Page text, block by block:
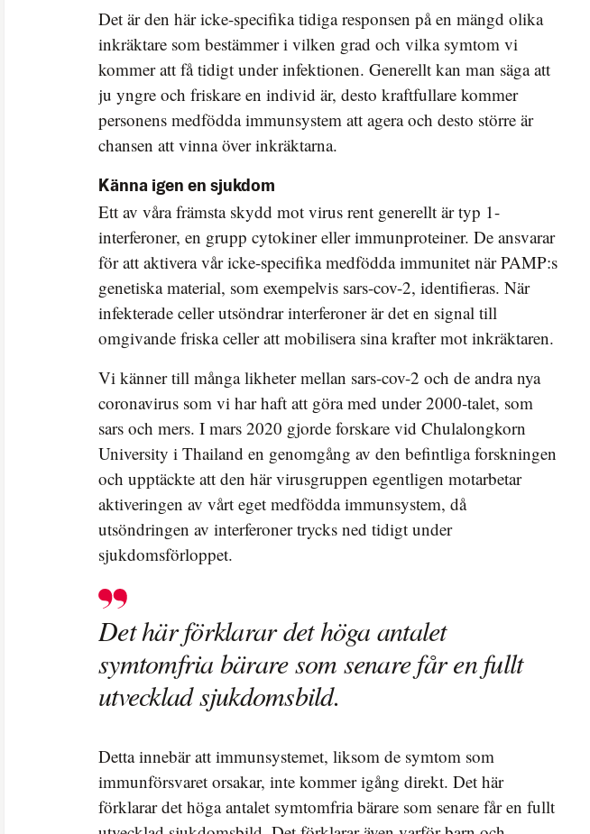
Det är den här icke-specifika tidiga responsen på en mängd olika
inkräktare som bestämmer i vilken grad och vilka symtom vi
kommer att få tidigt under infektionen. Generellt kan man säga att
ju yngre och friskare en individ är, desto kraftfullare kommer
personens medfödda immunsystem att agera och desto större är
chansen att vinna över inkräktarna.
Känna igen en sjukdom
Ett av våra främsta skydd mot virus rent generellt är typ 1-
interferoner, en grupp cytokiner eller immunproteiner. De ansvarar
för att aktivera vår icke-specifika medfödda immunitet när PAMP:s
genetiska material, som exempelvis sars-cov-2, identifieras. När
infekterade celler utsöndrar interferoner är det en signal till
omgivande friska celler att mobilisera sina krafter mot inkräktaren.
Vi känner till många likheter mellan sars-cov-2 och de andra nya
coronavirus som vi har haft att göra med under 2000-talet, som
sars och mers. I mars 2020 gjorde forskare vid Chulalongkorn
University i Thailand en genomgång av den befintliga forskningen
och upptäckte att den här virusgruppen egentligen motarbetar
aktiveringen av vårt eget medfödda immunsystem, då
utsöndringen av interferoner trycks ned tidigt under
sjukdomsförloppet.
Det här förklarar det höga antalet
symtomfria bärare som senare får en fullt
utvecklad sjukdomsbild.
Detta innebär att immunsystemet, liksom de symtom som
immunförsvaret orsakar, inte kommer igång direkt. Det här
förklarar det höga antalet symtomfria bärare som senare får en fullt